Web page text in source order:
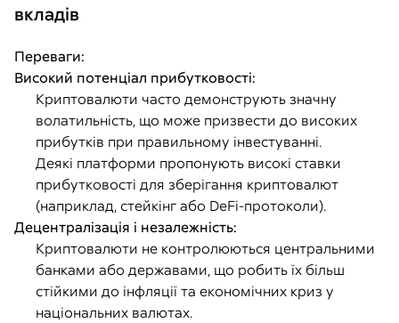
вкладів
Переваги:
Високий потенціал прибутковості:
Криптовалюти часто демонструють значну
волатильність, що може призвести до високих
прибутків при правильному інвестуванні.
Деякі платформи пропонують високі ставки
прибутковості для зберігання криптовалют
(наприклад, стейкінг або DeFi-протоколи).
Децентралізація і незалежність:
Криптовалюти не контролюються центральними
банками або державами, що робить їх більш
стійкими до інфляції та економічних криз у
національних валютах.